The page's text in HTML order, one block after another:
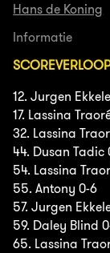
Hans de Koning
Informatie
12. Jurgen
17. Lassina
32. Lassina
44. Dusan Tadic
54. Lassina
55. Antony 0-6
57. Jurgen
59. Daley Blind
65. Lassina